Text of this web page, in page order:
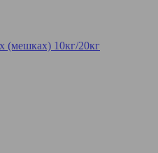
(мешках) 10кг/20кг